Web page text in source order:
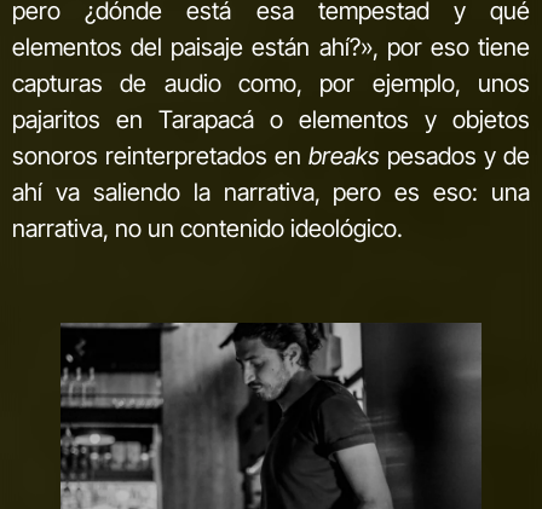
pero ¿dónde está esa tempestad y qué
elementos del paisaje están ahí?», por eso tiene
capturas de audio como, por ejemplo, unos
pajaritos en Tarapacá o elementos y objetos
sonoros reinterpretados en breaks pesados y de
ahí va saliendo la narrativa, pero es eso: una
narrativa, no un contenido ideológico.